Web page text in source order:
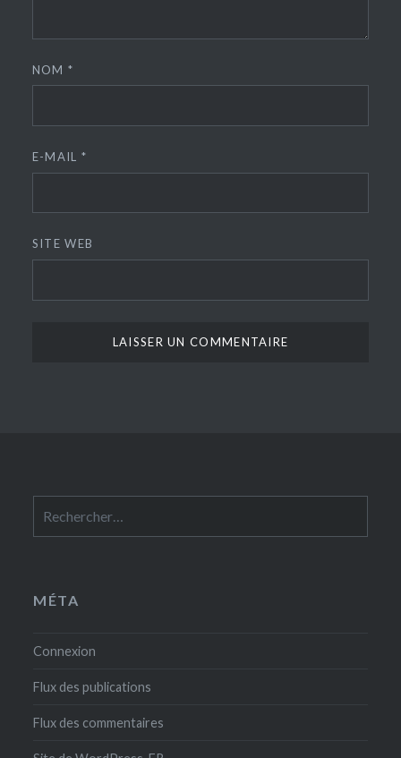
NOM*
E-MAIL *
SITE WEB
MÉTA
Connexion
Flux des publications
Flux des commentaires